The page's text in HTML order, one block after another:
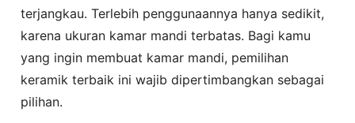
terjangkau. Terlebih penggunaannya hanya sedikit,
karena ukuran kamar mandi terbatas. Bagi kamu
yang ingin membuat kamar mandi, pemilihan
keramik terbaik ini wajib dipertimbangkan sebagai
pilihan.